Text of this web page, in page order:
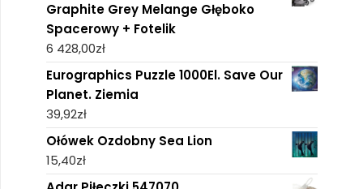
Graphite Grey Melange Głęboko
Spacerowy + Fotelik
6 428,00zł
Eurographics Puzzle 1000El. Save Our
Planet. Ziemia
39,92zł
Ołówek Ozdobny Sea Lion
15,40zł